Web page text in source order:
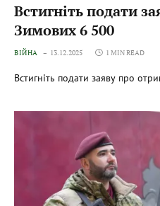
Встигніть подати
Зимових 6 500
ВІЙНА 13.12.2025 1 MIN READ
Встигніть подати заяву про